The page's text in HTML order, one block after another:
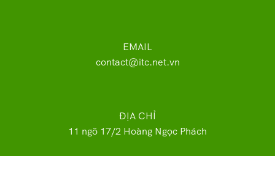
EMAIL
contact@itc.net.vn
ĐỊA CHỈ
11 ngõ 17/2 Hoàng Ngọc Phách